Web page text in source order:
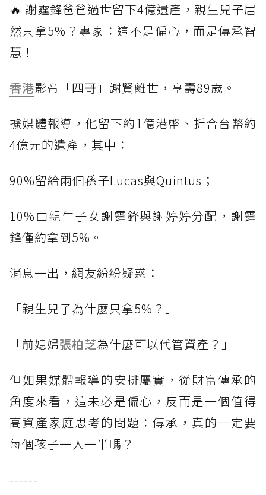
🔥 謝霆鋒爸爸過世留下4億遺產，親生兒子居
然只拿5%？專家：這不是偏心，而是傳承智
慧！
香港影帝「四哥」謝賢離世，享壽89歲。
據媒體報導，他留下約1億港幣、折合台幣約
4億元的遺產，其中：
90%留給兩個孫子Lucas與Quintus；
10%由親生子女謝霆鋒與謝婷婷分配，謝霆
鋒僅約拿到5%。
消息一出，網友紛紛疑惑：
「親生兒子為什麼只拿5%？」
「前媳婦張柏芝為什麼可以代管資產？」
但如果媒體報導的安排屬實，從財富傳承的
角度來看，這未必是偏心，反而是一個值得
高資產家庭思考的問題：傳承，真的一定要
每個孩子一人一半嗎？
------